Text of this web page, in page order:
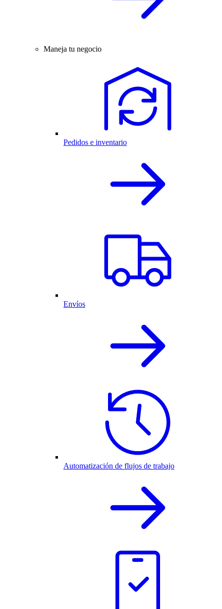
Maneja tu negocio
Pedidos e inventario
Envíos
Automatización de flujos de trabajo